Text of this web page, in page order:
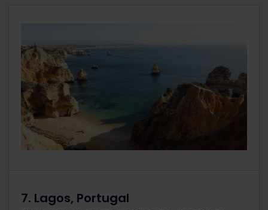
7. Lagos, Portugal